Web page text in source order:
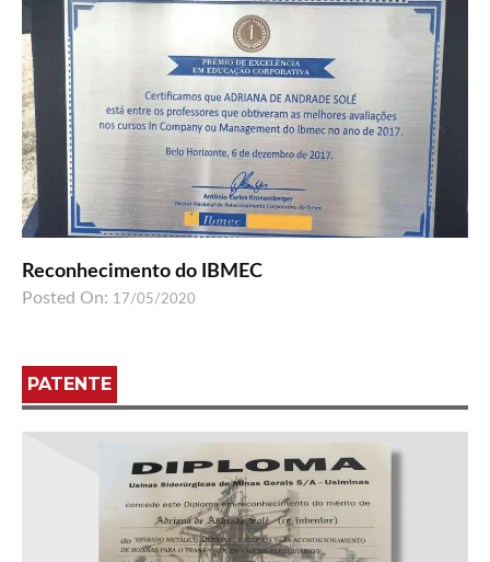
Reconhecimento do IBMEC
Posted On: 17/05/2020
PATENTE